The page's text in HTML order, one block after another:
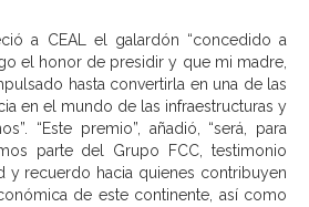
a CEAL el galardón “concedido a
el honor de presidir y que mi madre,
hasta convertirla en una de las
en el mundo de las infraestructuras y
“Este premio”, añadió, “será, para
parte del Grupo FCC, testimonio
y recuerdo hacia quienes contribuyen
de este continente, así como